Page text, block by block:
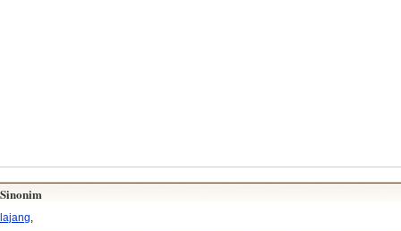
Sinonim
lajang